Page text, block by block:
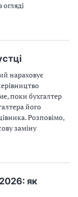
огляді
нараховує
поки бухгалтер
його
Розповімо,
заміну
як